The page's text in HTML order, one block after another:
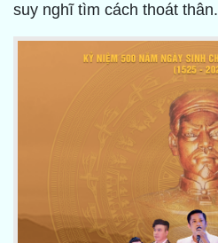
suy nghĩ tìm cách thoát thân.